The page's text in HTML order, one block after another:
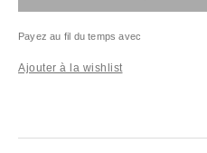
Payez au fil du temps avec
Ajouter à la wishlist